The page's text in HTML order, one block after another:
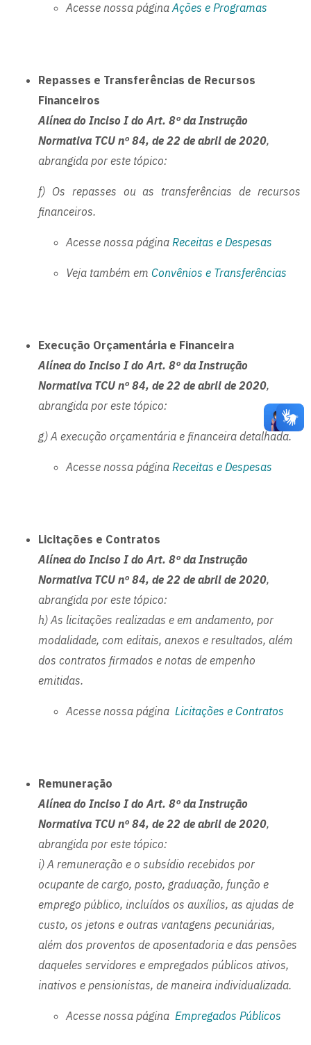
Acesse nossa páginaAções e Programas
Repasses e Transferências de Recursos
Financeiros
Alínea do Inciso I do Art. 8º da Instrução
Normativa TCU nº 84, de 22 de abril de 2020,
abrangida por este tópico:
f) Os repasses ou as transferências de recursos
financeiros.
Acesse nossa página Receitas e Despesas
Veja também em Convênios e Transferências
Execução Orçamentária e Financeira
Alínea do Inciso I do Art. 8º da Instrução
Normativa TCU nº 84, de 22 de abril de 2020,
abrangida por este tópico:
g) A execução orçamentária e financeira detalhada.
Acesse nossa página Receitas e Despesas
Licitações e Contratos
Alínea do Inciso I do Art. 8º da Instrução
Normativa TCU nº 84, de 22 de abril de 2020,
abrangida por este tópico:
h) As licitações realizadas e em andamento, por
modalidade, com editais, anexos e resultados, além
dos contratos firmados e notas de empenho
emitidas.
Acesse nossa página Licitações e Contratos
Remuneração
Alínea do Inciso I do Art. 8º da Instrução
Normativa TCU nº 84, de 22 de abril de 2020,
abrangida por este tópico:
i) A remuneração e o subsídio recebidos por
ocupante de cargo, posto, graduação, função e
emprego público, incluídos os auxílios, as ajudas de
custo, os jetons e outras vantagens pecuniárias,
além dos proventos de aposentadoria e das pensões
daqueles servidores e empregados públicos ativos,
inativos e pensionistas, de maneira individualizada.
Acesse nossa página Empregados Públicos